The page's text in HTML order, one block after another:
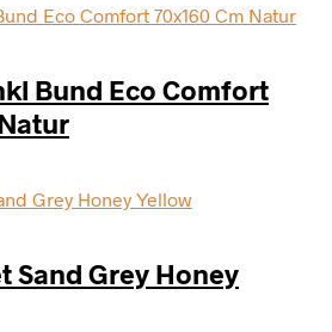
Bund Eco Comfort
Sand Grey Honey